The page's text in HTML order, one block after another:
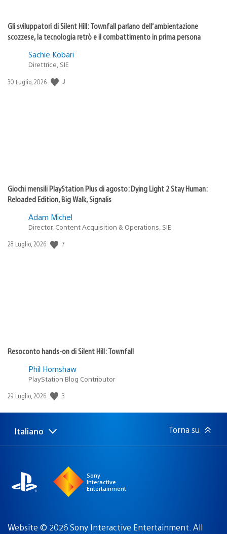
Gli sviluppatori di Silent Hill: Townfall parlano dell’ambientazione
scozzese, la tecnologia retrò e il combattimento in prima persona
Sachie Kobari
Direttrice, SIE
Data
30 Luglio, 2026 3
Giochi mensili PlayStation Plus di agosto: Dying Light 2 Stay Human:
Reloaded Edition, Big Walk, Signalis
Adam Michel
Director, Content Acquisition & Operations, SIE
Data
28 Luglio, 2026 7
Resoconto hands-on di Silent Hill: Townfall
Phil Hornshaw
PlayStation Blog Contributor
Data
pubblicazione:
29 Luglio, 2026 3
Seleziona
una
Regione
attuale:
Italiano Torna su
Sony
Interactive
Entertainment
Website © 2026 Sony Interactive Entertainment. All